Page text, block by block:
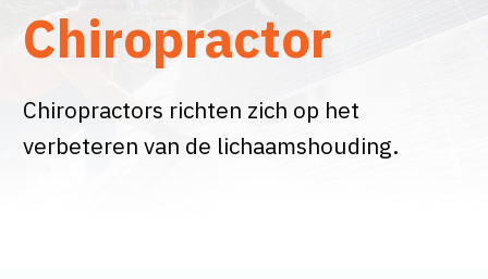
Chiropractor
Chiropractors richten zich op het
verbeteren van de lichaamshouding.